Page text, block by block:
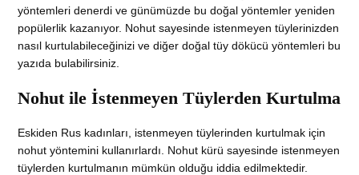
yöntemleri denerdi ve günümüzde bu doğal yöntemler yeniden
popülerlik kazanıyor. Nohut sayesinde istenmeyen tüylerinizden
nasıl kurtulabileceğinizi ve diğer doğal tüy dökücü yöntemleri bu
yazıda bulabilirsiniz.
Nohut ile İstenmeyen Tüylerden Kurtulma
Eskiden Rus kadınları, istenmeyen tüylerinden kurtulmak için
nohut yöntemini kullanırlardı. Nohut kürü sayesinde istenmeyen
tüylerden kurtulmanın mümkün olduğu iddia edilmektedir.